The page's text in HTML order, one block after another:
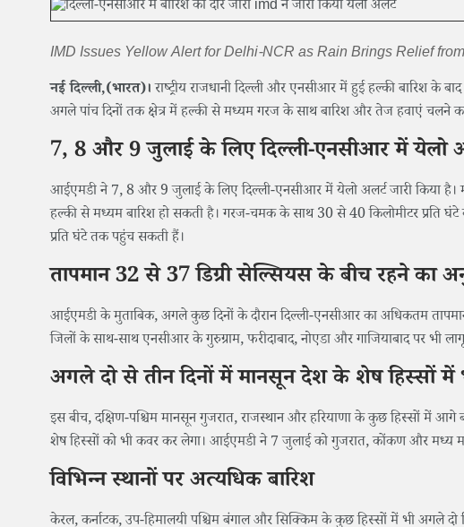
IMD Issues Yellow Alert for Delhi-NCR as Rain Brings Relief
नई दिल्ली,(भारत)।राष्ट्रीय राजधानी दिल्ली और एनसीआर में हुई हल्की बारिश के
अगले पांच दिनों तक क्षेत्र में हल्की से मध्यम गरज के साथ बारिश और तेज हवाएं चलने
7, 8 और 9 जुलाई के लिए दिल्ली-एनसीआर में येलो
आईएमडी ने 7, 8 और 9 जुलाई के लिए दिल्ली-एनसीआर में येलो अलर्ट जारी किया
हल्की से मध्यम बारिश हो सकती है। गरज-चमक के साथ 30 से 40 किलोमीटर प्रति
प्रति घंटे तक पहुंच सकती हैं।
तापमान 32 से 37 डिग्री सेल्सियस के बीच रहने का
आईएमडी के मुताबिक, अगले कुछ दिनों के दौरान दिल्ली-एनसीआर का अधिकतम
जिलों के साथ-साथ एनसीआर के गुरुग्राम, फरीदाबाद, नोएडा और गाजियाबाद पर भी लागू
अगले दो से तीन दिनों में मानसून देश के शेष हिस्सों में
इस बीच, दक्षिण-पश्चिम मानसून गुजरात, राजस्थान और हरियाणा के कुछ हिस्सों में
शेष हिस्सों को भी कवर कर लेगा। आईएमडी ने 7 जुलाई को गुजरात, कोंकण और मध्य
विभिन्न स्थानों पर अत्यधिक बारिश
केरल, कर्नाटक, उप-हिमालयी पश्चिम बंगाल और सिक्किम के कुछ हिस्सों में भी अगले दो